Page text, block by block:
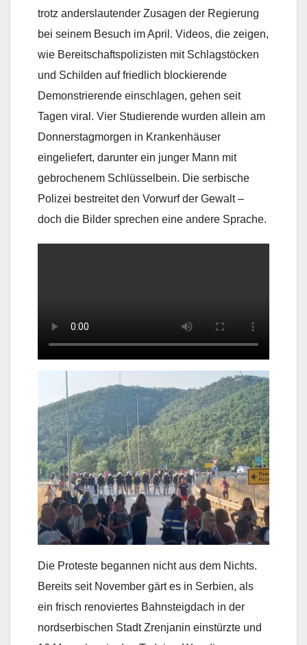
trotz anderslautender Zusagen der Regierung
bei seinem Besuch im April. Videos, die zeigen,
wie Bereitschaftspolizisten mit Schlagstöcken
und Schilden auf friedlich blockierende
Demonstrierende einschlagen, gehen seit
Tagen viral. Vier Studierende wurden allein am
Donnerstagmorgen in Krankenhäuser
eingeliefert, darunter ein junger Mann mit
gebrochenem Schlüsselbein. Die serbische
Polizei bestreitet den Vorwurf der Gewalt –
doch die Bilder sprechen eine andere Sprache.
Die Proteste begannen nicht aus dem Nichts.
Bereits seit November gärt es in Serbien, als
ein frisch renoviertes Bahnsteigdach in der
nordserbischen Stadt Zrenjanin einstürzte und